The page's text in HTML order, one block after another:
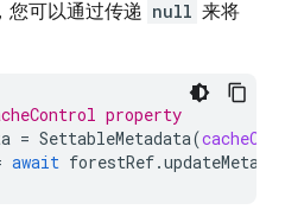
您可以通过传递 null 来将
property
= SettableMetadata(
await forestRef.updateMetadata